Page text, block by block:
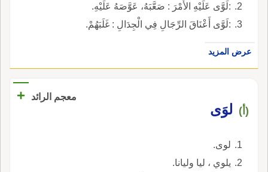
:لَوَّى عَلَيْهِ الأَمْرَ : صَعَّبَهُ، عَوَّصَهُ عَلَيْهِ.
:لَوَّى أَعْنَاقَ الرِّجَالِ فِي الْجِدَالِ : غَلَبَهُمْ.
عرض المزيد
معجم الرائد +
(أ) لوَى
لوى.
يلوي ، ليا وليانا.